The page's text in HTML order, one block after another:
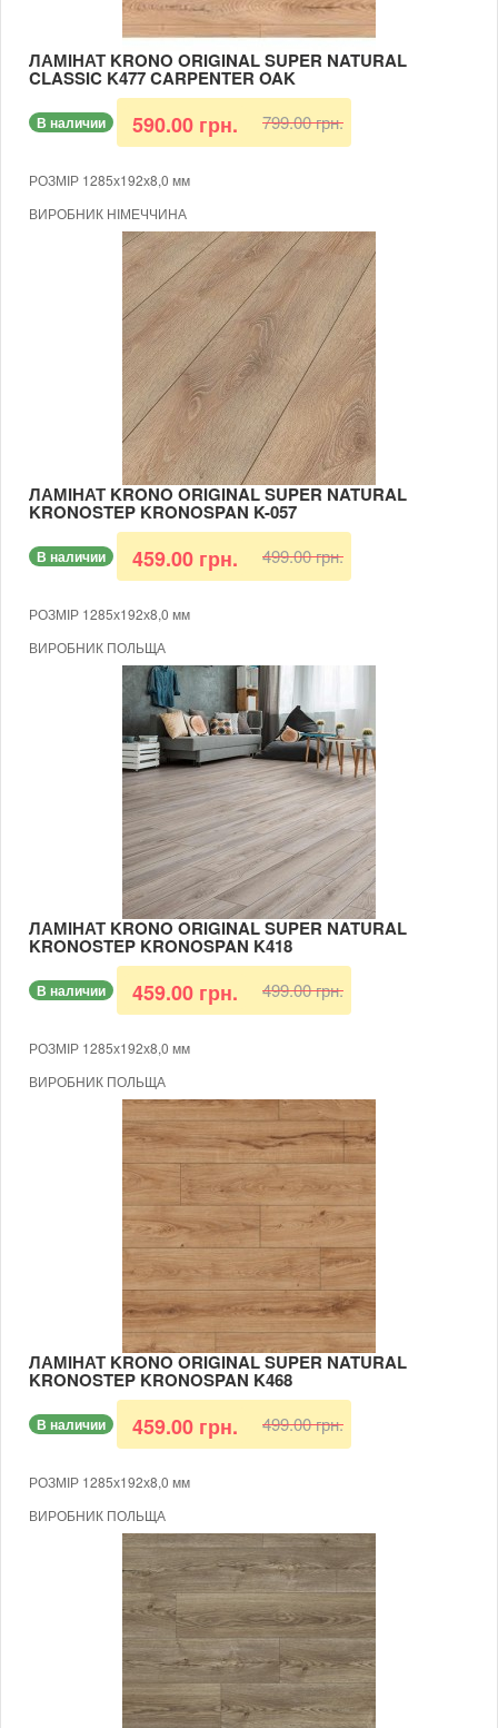
МОЖЛИВІСТЬ УКЛАДАННЯ НА ТЕПЛУ ПІДЛОГУ
ЛАМІНАТ KRONO ORIGINAL SUPER NATURAL
CLASSIC K477 CARPENTER OAK
В наличии 590.00 грн. 799.00 грн.
РОЗМІР 1285х192х8,0 мм
ВИРОБНИК НІМЕЧЧИНА
ВОЛОГОСТІЙКИЙ
ТОВЩИНА 8 ММ
ФАСКА 4-Х СТОРОННЯ
ДУБ НАТУРАЛЬНИЙ
В КОРОБЦІ 9 ШТУК (ПЛОЩА 2,2204 КВ.М)
МОЖЛИВІСТЬ УКЛАДАННЯ НА ТЕПЛУ ПІДЛОГУ
ЛАМІНАТ KRONO ORIGINAL SUPER NATURAL
KRONOSTEP KRONOSPAN K-057
В наличии 459.00 грн. 499.00 грн.
РОЗМІР 1285х192х8,0 мм
ВИРОБНИК ПОЛЬЩА
ВОЛОГОСТІЙКИЙ
ДУБ КЛИРВОТЕР
ТОВЩИНА 8 ММ
ФАСКА 4-Х СТОРОННЯ
В КОРОБЦІ 9 ШТУК (ПЛОЩА 2,2204 КВ.М)
МОЖЛИВІСТЬ УКЛАДАННЯ НА ТЕПЛУ ПІДЛОГУ
ЛАМІНАТ KRONO ORIGINAL SUPER NATURAL
KRONOSTEP KRONOSPAN K418
В наличии 459.00 грн. 499.00 грн.
РОЗМІР 1285х192х8,0 мм
ВИРОБНИК ПОЛЬЩА
ВОЛОГОСТІЙКИЙ
ТОВЩИНА 8 ММ
ФАСКА 4-Х СТОРОННЯ
В КОРОБЦІ 9 ШТУК (ПЛОЩА 2,2204 КВ.М)
МОЖЛИВІСТЬ УКЛАДАННЯ НА ТЕПЛУ ПІДЛОГУ
ЛАМІНАТ KRONO ORIGINAL SUPER NATURAL
KRONOSTEP KRONOSPAN K468
В наличии 459.00 грн. 499.00 грн.
РОЗМІР 1285х192х8,0 мм
ВИРОБНИК ПОЛЬЩА
БЕЗКЛЕЙОВИЙ
ВОЛОГОСТІЙКИЙ
ТОВЩИНА 8 ММ
ФАСКА 4-Х СТОРОННЯ